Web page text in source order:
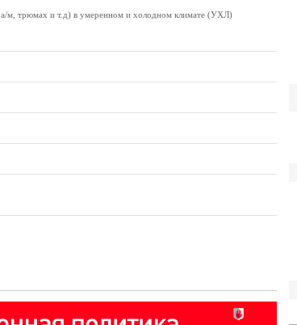
а/м, трюмах и т.д) в умеренном и холодном климате (УХЛ)